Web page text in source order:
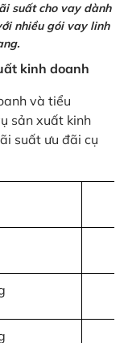
suất cho vay dành
nhiều gói vay linh
kinh doanh
và tiểu
sản xuất kinh
suất ưu đãi cụ